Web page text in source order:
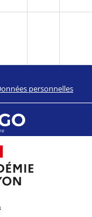
personnelles